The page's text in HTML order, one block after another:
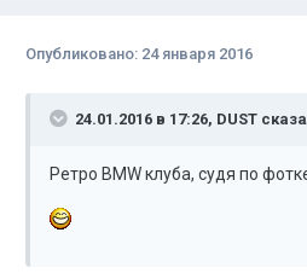
Опубликовано: 24 января 2016
24.01.2016 в 17:26, DUST
Ретро BMW клуба, судя по